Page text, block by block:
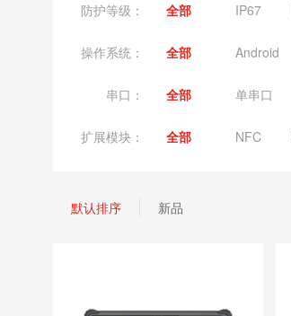
防护等级： 全部 IP67
操作系统： 全部 Android
串口： 全部 单串口
扩展模块： 全部 NFC
默认排序 新品